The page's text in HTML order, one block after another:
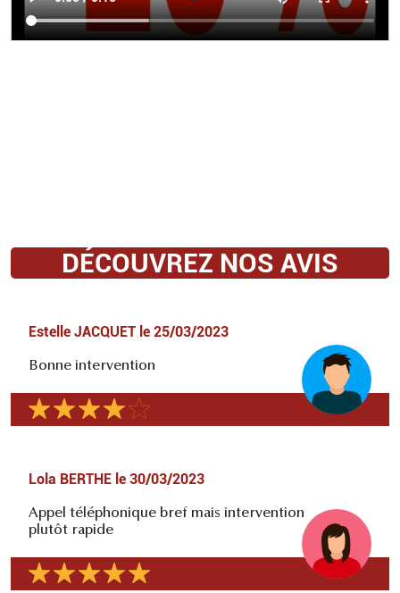
DÉCOUVREZ NOS AVIS
Estelle JACQUET le 25/03/2023
Bonne intervention
Lola BERTHE le 30/03/2023
Appel téléphonique bref mais intervention
plutôt rapide